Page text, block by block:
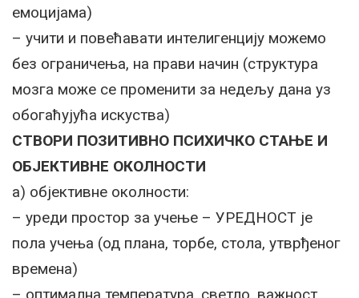
емоцијама)
– учити и повећавати интелигенцију можемо
без ограничења, на прави начин (структура
мозга може се променити за недељу дана уз
обогаћујућа искуства)
СТВОРИ ПОЗИТИВНО ПСИХИЧКО СТАЊЕ И
ОБЈЕКТИВНЕ ОКОЛНОСТИ
а) објективне околности:
– уреди простор за учење – УРЕДНОСТ је
пола учења (од плана, торбе, стола, утврђеног
времена)